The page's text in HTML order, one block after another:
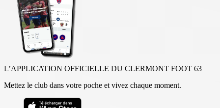
L’APPLICATION OFFICIELLE DU CLERMONT FOOT 63
Mettez le club dans votre poche et vivez chaque moment.